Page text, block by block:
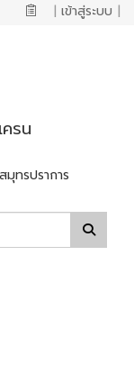
| เข้าสู่ระบบ |
รน
มุทรปราการ